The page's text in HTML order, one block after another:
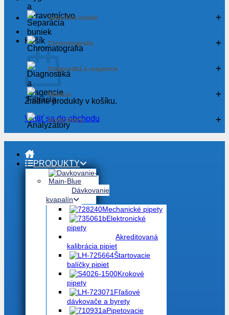
Košík
Žiadne produkty v košíku.
Vrátiť sa do obchodu
Separácia buniek
Chromatografia
Diagnostiká a reagencie
Filtrácia
Analyzátory
PRODUKTY
Dávkovanie
kvapalín
Mechanické pipety
Elektronické
pipety
Akreditovaná
kalibrácia pipiet
Štartovacie
balíčky pipiet
Krokové
pipety
Fľašové
dávkovače a byrety
Pipetovacie